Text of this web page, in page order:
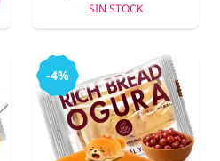
SIN STOCK
-4%